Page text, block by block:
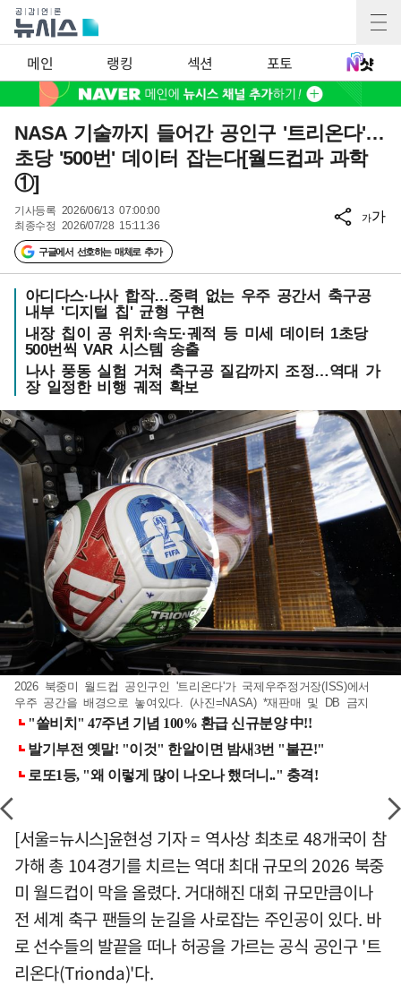
메인 랭킹 섹션 포토
NASA 기술까지 들어간 공인구 '트리온다'…
초당 '500번' 데이터 잡는다[월드컵과 과학
①]
기사등록 2026/06/13 07:00:00
최종수정 2026/07/28 15:11:36
구글에서 선호하는 매체로 추가
가가
아디다스·나사 합작…중력 없는 우주 공간서 축구공
내부 '디지털 칩' 균형 구현
내장 칩이 공 위치·속도·궤적 등 미세 데이터 1초당
500번씩 VAR 시스템 송출
나사 풍동 실험 거쳐 축구공 질감까지 조정…역대 가
장 일정한 비행 궤적 확보
2026 북중미 월드컵 공인구인 '트리온다'가 국제우주정거장(ISS)에서
우주 공간을 배경으로 놓여있다. (사진=NASA) *재판매 및 DB 금지
[서울=뉴시스]윤현성 기자 = 역사상 최초로 48개국이 참
가해 총 104경기를 치르는 역대 최대 규모의 2026 북중
미 월드컵이 막을 올렸다. 거대해진 대회 규모만큼이나
전 세계 축구 팬들의 눈길을 사로잡는 주인공이 있다. 바
로 선수들의 발끝을 떠나 허공을 가르는 공식 공인구 '트
리온다(Trionda)'다.